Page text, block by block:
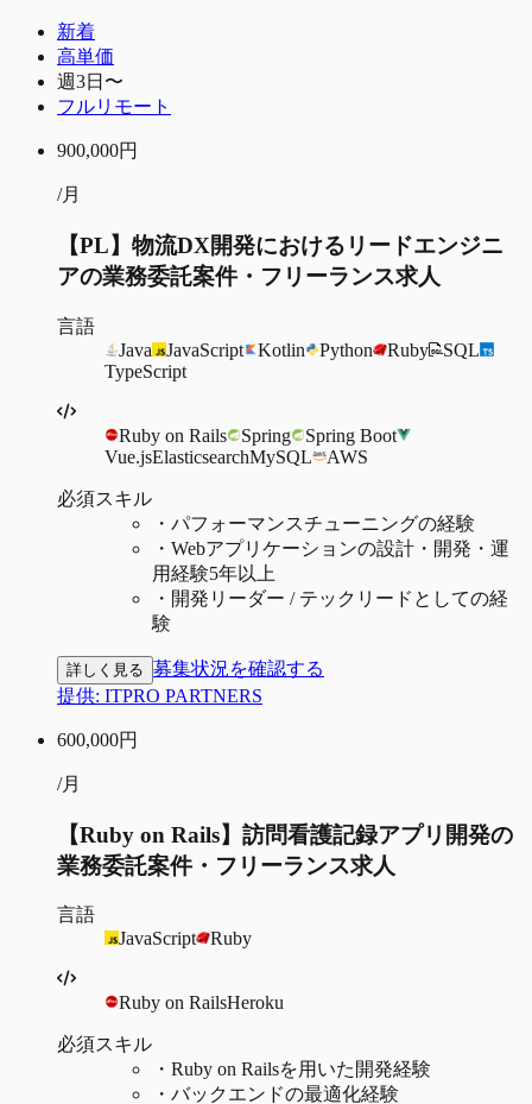
新着
高単価
週3日〜
フルリモート
900,000円
/月
【PL】物流DX開発におけるリードエンジニ
アの業務委託案件・フリーランス求人
言語
Java
JavaScript Kotlin Python Ruby
SQL
TypeScript
Ruby on Rails Spring
Spring Boot
Vue.jsElasticsearchMySQL AWS
必須スキル
・ パフォーマンスチューニングの経験
・ Webアプリケーションの設計・開発・運
用経験5年以上
・ 開発リーダー / テックリードとしての経
験
詳しく見る 募集状況を確認する
提供: ITPRO PARTNERS
600,000円
/月
【Ruby on Rails】訪問看護記録アプリ開発の
業務委託案件・フリーランス求人
言語
JavaScript
Ruby
Ruby on RailsHeroku
必須スキル
・ Ruby on Railsを用いた開発経験
・ バックエンドの最適化経験